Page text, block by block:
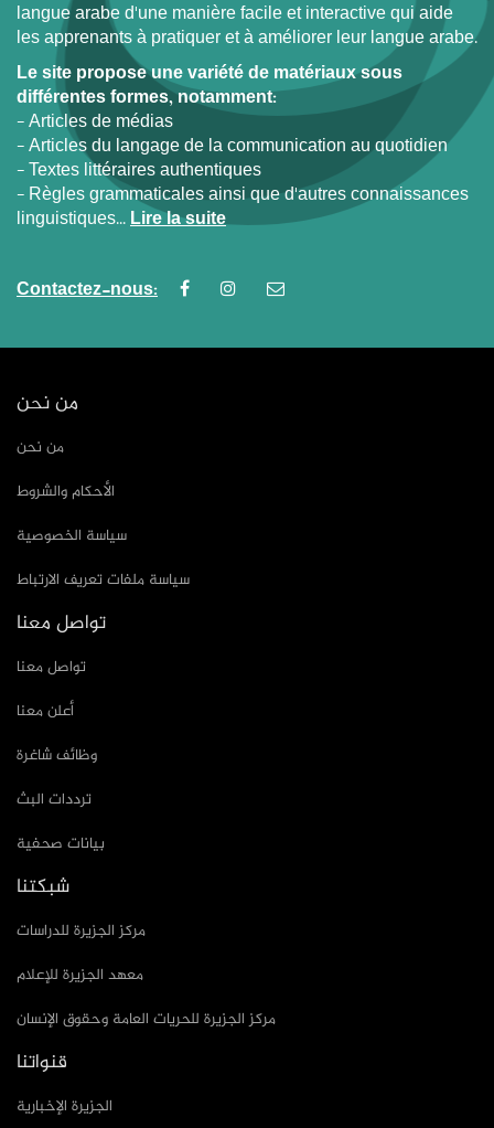
langue arabe d'une manière facile et interactive qui aide
les apprenants à pratiquer et à améliorer leur langue arabe.
Le site propose une variété de matériaux sous
différentes formes, notamment:
- Articles de médias
- Articles du langage de la communication au quotidien
- Textes littéraires authentiques
- Règles grammaticales ainsi que d'autres connaissances
linguistiques...Lire la suite
Contactez-nous:
من نحن
من نحن
الأحكام والشروط
سياسة الخصوصية
سياسة ملفات تعريف الارتباط
تواصل معنا
تواصل معنا
أعلن معنا
وظائف شاغرة
ترددات البث
بيانات صحفية
شبكتنا
مركز الجزيرة للدراسات
معهد الجزيرة للإعلام
مركز الجزيرة للحريات العامة وحقوق الإنسان
قنواتنا
الجزيرة الإخبارية